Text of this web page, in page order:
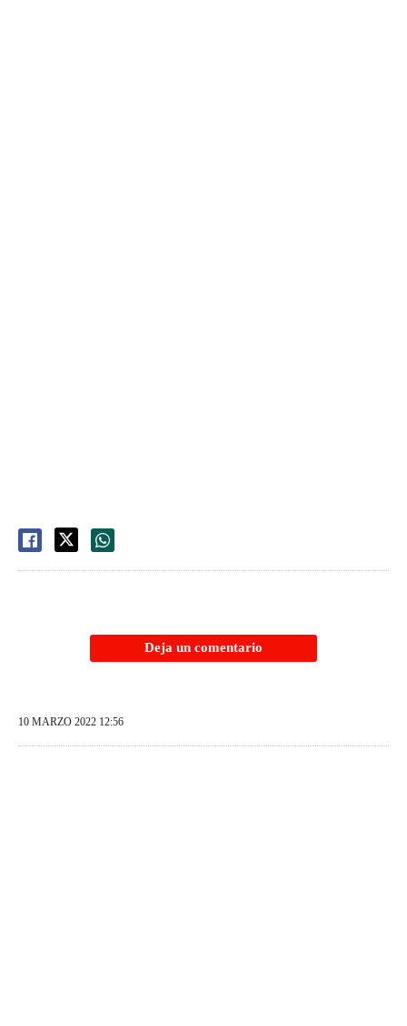
Deja un comentario
10 MARZO 2022 12:56